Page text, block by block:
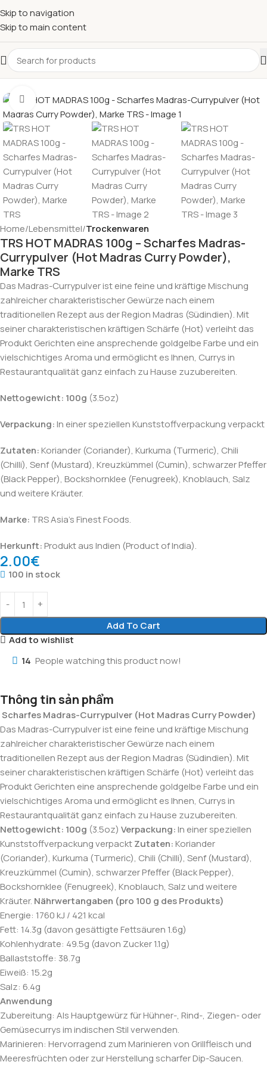
Skip to navigation
Skip to main content
Click to enlarge
Home Lebensmittel Trockenwaren
TRS HOT MADRAS 100g – Scharfes Madras-
Currypulver (Hot Madras Curry Powder),
Marke TRS
Das Madras-Currypulver ist eine feine und kräftige Mischung
zahlreicher charakteristischer Gewürze nach einem
traditionellen Rezept aus der Region Madras (Südindien). Mit
seiner charakteristischen kräftigen Schärfe (Hot) verleiht das
Produkt Gerichten eine ansprechende goldgelbe Farbe und ein
vielschichtiges Aroma und ermöglicht es Ihnen, Currys in
Restaurantqualität ganz einfach zu Hause zuzubereiten.
Nettogewicht: 100g (3.5oz)
Verpackung:In einer speziellen Kunststoffverpackung verpackt
Zutaten:Koriander (Coriander), Kurkuma (Turmeric), Chili
(Chilli), Senf (Mustard), Kreuzkümmel (Cumin), schwarzer Pfeffer
(Black Pepper), Bockshornklee (Fenugreek), Knoblauch, Salz
und weitere Kräuter.
Marke: TRS Asia’s Finest Foods.
Herkunft:Produkt aus Indien (Product of India).
2.00€
100 in stock
Add To Cart
Add to wishlist
14 People watching this product now!
Thông tin sản phẩm
Scharfes Madras-Currypulver (Hot Madras Curry Powder)
Das Madras-Currypulver ist eine feine und kräftige Mischung
zahlreicher charakteristischer Gewürze nach einem
traditionellen Rezept aus der Region Madras (Südindien). Mit
seiner charakteristischen kräftigen Schärfe (Hot) verleiht das
Produkt Gerichten eine ansprechende goldgelbe Farbe und ein
vielschichtiges Aroma und ermöglicht es Ihnen, Currys in
Restaurantqualität ganz einfach zu Hause zuzubereiten.
Nettogewicht: 100g (3.5oz) Verpackung:In einer speziellen
Kunststoffverpackung verpacktZutaten:Koriander
(Coriander), Kurkuma (Turmeric), Chili (Chilli), Senf (Mustard),
Kreuzkümmel (Cumin), schwarzer Pfeffer (Black Pepper),
Bockshornklee (Fenugreek), Knoblauch, Salz und weitere
Kräuter. Nährwertangaben (pro 100 g des Produkts)
Energie: 1760 kJ / 421 kcal
Fett: 14.3g (davon gesättigte Fettsäuren 1.6g)
Kohlenhydrate: 49.5g (davon Zucker 1.1g)
Ballaststoffe: 38.7g
Eiweiß: 15.2g
Salz: 6.4g
Anwendung
Zubereitung: Als Hauptgewürz für Hühner-, Rind-, Ziegen- oder
Gemüsecurrys im indischen Stil verwenden.
Marinieren: Hervorragend zum Marinieren von Grillfleisch und
Meeresfrüchten oder zur Herstellung scharfer Dip-Saucen.